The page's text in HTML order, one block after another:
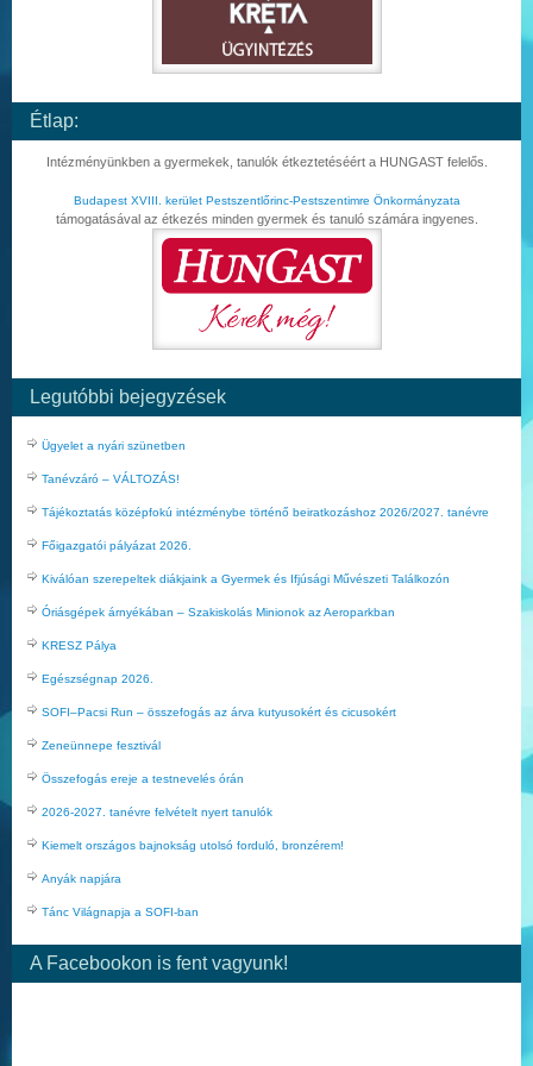
Étlap:
Intézményünkben a gyermekek, tanulók étkeztetéséért a HUNGAST felelős.
Budapest XVIII. kerület Pestszentlőrinc-Pestszentimre Önkormányzata
támogatásával az étkezés minden gyermek és tanuló számára ingyenes.
Legutóbbi bejegyzések
Ügyelet a nyári szünetben
Tanévzáró – VÁLTOZÁS!
Tájékoztatás középfokú intézménybe történő beiratkozáshoz 2026/2027. tanévre
Főigazgatói pályázat 2026.
Kiválóan szerepeltek diákjaink a Gyermek és Ifjúsági Művészeti Találkozón
Óriásgépek árnyékában – Szakiskolás Minionok az Aeroparkban
KRESZ Pálya
Egészségnap 2026.
SOFI–Pacsi Run – összefogás az árva kutyusokért és cicusokért
Zeneünnepe fesztivál
Összefogás ereje a testnevelés órán
2026-2027. tanévre felvételt nyert tanulók
Kiemelt országos bajnokság utolsó forduló, bronzérem!
Anyák napjára
Tánc Világnapja a SOFI-ban
A Facebookon is fent vagyunk!